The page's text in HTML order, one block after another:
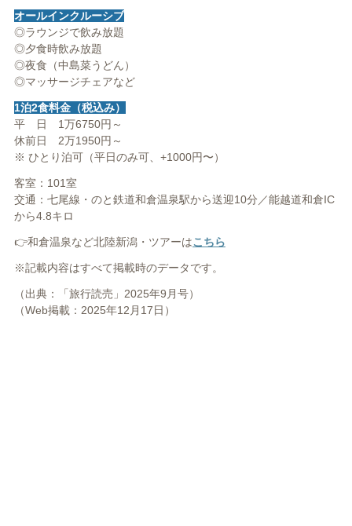
オールインクルーシブ
◎ラウンジで飲み放題
◎夕食時飲み放題
◎夜食（中島菜うどん）
◎マッサージチェアなど
1泊2食料金（税込み）
平 日 1万6750円～
休前日 2万1950円～
※ ひとり泊可（平日のみ可、+1000円〜）
客室：101室
交通：七尾線・のと鉄道和倉温泉駅から送迎10分／能越道和倉IC
から4.8キロ
👉和倉温泉など北陸新潟・ツアーはこちら
※記載内容はすべて掲載時のデータです。
（出典：「旅行読売」2025年9月号）
（Web掲載：2025年12月17日）